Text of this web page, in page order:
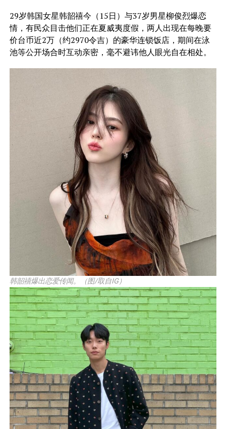
29岁韩国女星韩韶禧今（15日）与37岁男星柳俊烈爆恋
情，有民众目击他们正在夏威夷度假，两人出现在每晚要
价台币近2万（约2970令吉）的豪华连锁饭店，期间在泳
池等公开场合时互动亲密，毫不避讳他人眼光自在相处。
韩韶禧爆出恋爱传闻。（图/取自IG）